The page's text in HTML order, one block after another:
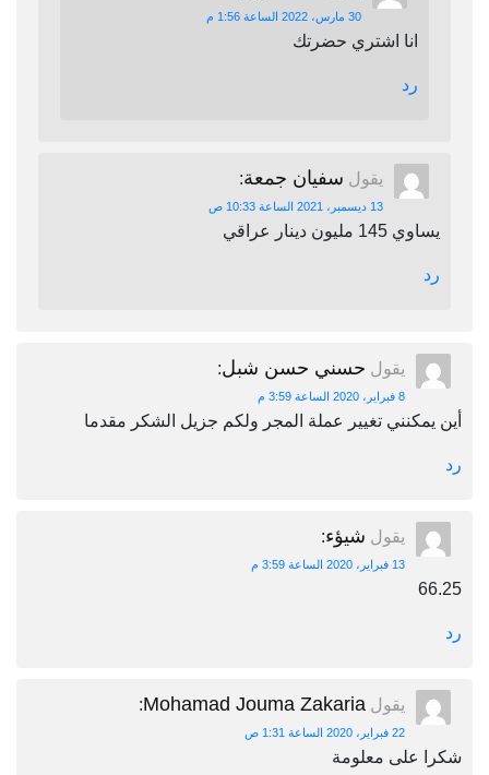
30 مارس، 2022 الساعة 1:56 م
انا اشتري حضرتك
رد
يقول سفيان جمعة:
13 ديسمبر، 2021 الساعة 10:33 ص
يساوي 145 مليون دينار عراقي
رد
يقول حسني حسن شبل:
8 فبراير، 2020 الساعة 3:59 م
أين يمكنني تغيير عملة المجر ولكم جزيل الشكر مقدما
رد
يقول شيؤء:
13 فبراير، 2020 الساعة 3:59 م
66.25
رد
يقول Mohamad Jouma Zakaria
:
22 فبراير، 2020 الساعة 1:31 ص
شكرا على معلومة